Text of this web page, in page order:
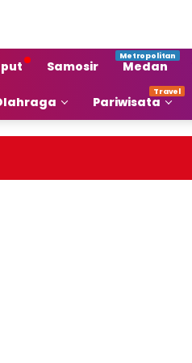
Samosir Medan
Pariwisata